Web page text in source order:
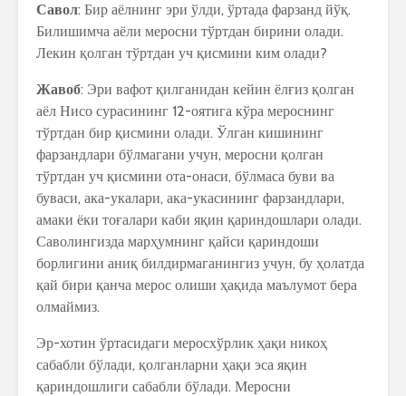
Савол: Бир аёлнинг эри ўлди, ўртада фарзанд йўқ.
Билишимча аёли меросни тўртдан бирини олади.
Лекин қолган тўртдан уч қисмини ким олади?
Жавоб: Эри вафот қилганидан кейин ёлғиз қолган
аёл Нисо сурасининг 12-оятига кўра мероснинг
тўртдан бир қисмини олади. Ўлган кишининг
фарзандлари бўлмагани учун, меросни қолган
тўртдан уч қисмини ота-онаси, бўлмаса буви ва
буваси, ака-укалари, ака-укасининг фарзандлари,
амаки ёки тоғалари каби яқин қариндошлари олади.
Саволингизда марҳумнинг қайси қариндоши
борлигини аниқ билдирмаганингиз учун, бу ҳолатда
қай бири қанча мерос олиши ҳақида маълумот бера
олмаймиз.
Эр-хотин ўртасидаги меросхўрлик ҳақи никоҳ
сабабли бўлади, қолганларни ҳақи эса яқин
қариндошлиги сабабли бўлади. Меросни